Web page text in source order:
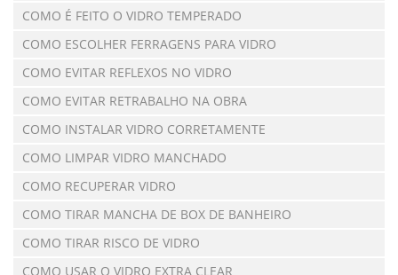
COMO É FEITO O VIDRO TEMPERADO
COMO ESCOLHER FERRAGENS PARA VIDRO
COMO EVITAR REFLEXOS NO VIDRO
COMO EVITAR RETRABALHO NA OBRA
COMO INSTALAR VIDRO CORRETAMENTE
COMO LIMPAR VIDRO MANCHADO
COMO RECUPERAR VIDRO
COMO TIRAR MANCHA DE BOX DE BANHEIRO
COMO TIRAR RISCO DE VIDRO
COMO USAR O VIDRO EXTRA CLEAR